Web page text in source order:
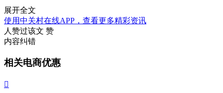
展开全文
使用中关村在线APP，查看更多精彩资讯
人赞过该文 赞
内容纠错
相关电商优惠
